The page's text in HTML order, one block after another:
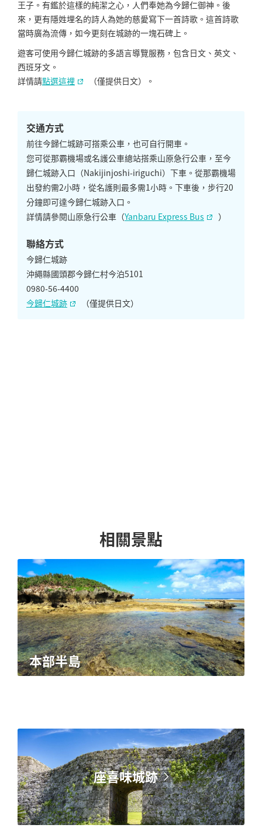
王子。有鑑於這樣的純潔之心，人們奉她為今歸仁御神。後
來，更有隱姓埋名的詩人為她的慈愛寫下一首詩歌。這首詩歌
當時廣為流傳，如今更刻在城跡的一塊石碑上。
遊客可使用今歸仁城跡的多語言導覽服務，包含日文、英文、
西班牙文。
詳情請點選這裡 （僅提供日文）。
交通方式
前往今歸仁城跡可搭乘公車，也可自行開車。
您可從那霸機場或名護公車總站搭乘山原急行公車，至今
歸仁城跡入口（Nakijinjoshi-iriguchi）下車。從那霸機場
出發約需2小時，從名護則最多需1小時。下車後，步行20
分鐘即可達今歸仁城跡入口。
詳情請參閱山原急行公車（Yanbaru Express Bus ）
聯絡方式
今歸仁城跡
沖繩縣國頭郡今歸仁村今泊5101
0980-56-4400
今歸仁城跡
（僅提供日文）
相關景點
本部半島
座喜味城跡